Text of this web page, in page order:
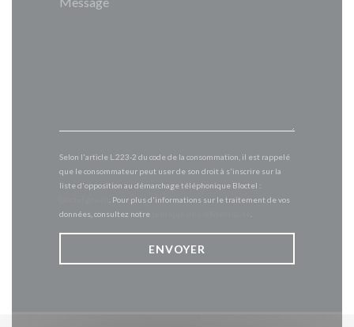
Selon l'article L.223-2 du code de la consommation, il est rappelé
que le consommateur peut user de son droit à s'inscrire sur la
liste d'opposition au démarchage téléphonique Bloctel :
. Pour plus d'informations sur le traitement de vos
données, consultez notre